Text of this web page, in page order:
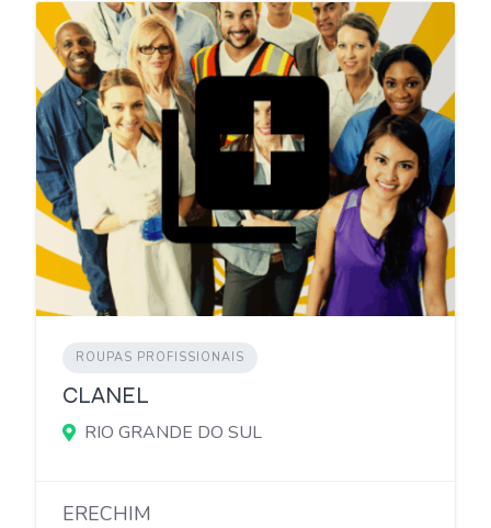
ROUPAS PROFISSIONAIS
CLANEL
RIO GRANDE DO SUL
ERECHIM